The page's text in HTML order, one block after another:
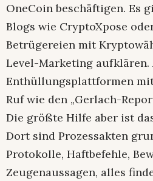
OneCoin beschäftigen. Es
Blogs wie CryptoXpose
Betrügereien mit
Level-Marketing aufklären.
Enthüllungsplattformen
Ruf wie den „Gerlach-
Die größte Hilfe aber ist
Dort sind Prozessakten
Protokolle, Haftbefehle,
Zeugenaussagen, alles